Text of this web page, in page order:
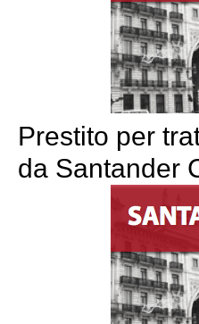
Prestito per
da Santander